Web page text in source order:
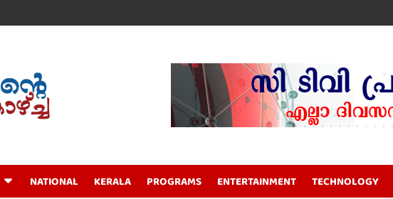
NATIONAL KERALA PROGRAMS ENTERTAINMENT TECHNOLOGY